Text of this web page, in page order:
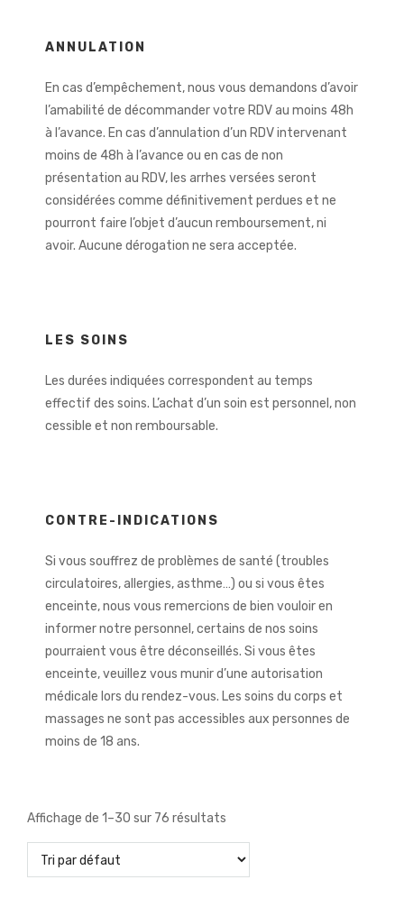
ANNULATION
En cas d’empêchement, nous vous demandons d’avoir
l’amabilité de décommander votre RDV au moins 48h
à l’avance. En cas d’annulation d’un RDV intervenant
moins de 48h à l’avance ou en cas de non
présentation au RDV, les arrhes versées seront
considérées comme définitivement perdues et ne
pourront faire l’objet d’aucun remboursement, ni
avoir. Aucune dérogation ne sera acceptée.
LES SOINS
Les durées indiquées correspondent au temps
effectif des soins. L’achat d’un soin est personnel, non
cessible et non remboursable.
CONTRE-INDICATIONS
Si vous souffrez de problèmes de santé (troubles
circulatoires, allergies, asthme…) ou si vous êtes
enceinte, nous vous remercions de bien vouloir en
informer notre personnel, certains de nos soins
pourraient vous être déconseillés. Si vous êtes
enceinte, veuillez vous munir d’une autorisation
médicale lors du rendez-vous. Les soins du corps et
massages ne sont pas accessibles aux personnes de
moins de 18 ans.
Affichage de 1–30 sur 76 résultats